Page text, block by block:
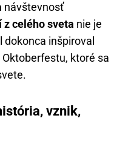
návštevnosť
celého sveta nie je
inšpiroval
ktoré sa
vznik,